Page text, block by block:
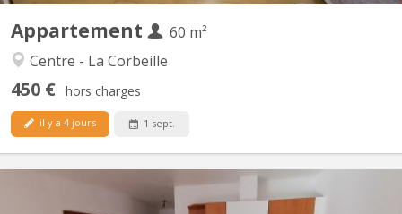
Appartement
60 m²
Centre - La Corbeille
450 € hors charges
il y a 4 jours 1 sept.